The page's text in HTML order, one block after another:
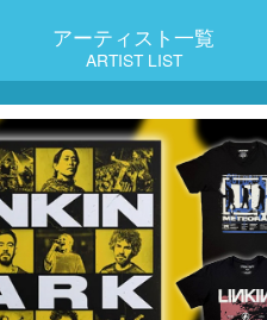
アーティスト一覧
ARTIST LIST